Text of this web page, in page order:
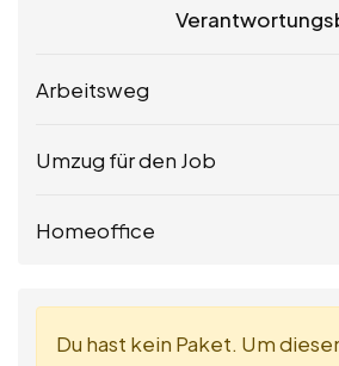
Arbeitsweg
Umzug für den Job
Homeoffice
Du hast kein Paket. Um